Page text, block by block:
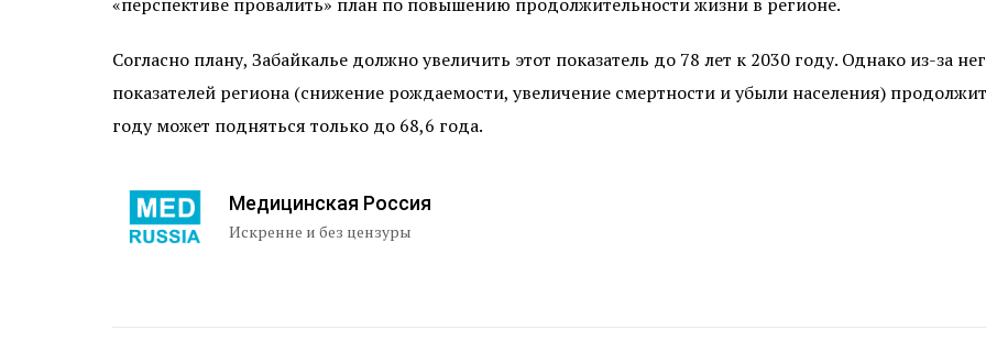
Согласно плану, Забайкалье должно увеличить этот показатель до 78 лет к 2030 году. Однако из-за
показателей региона (снижение рождаемости, увеличение смертности и убыли населения)
году может подняться только до 68,6 года.
Медицинская Россия
Искренне и без цензуры